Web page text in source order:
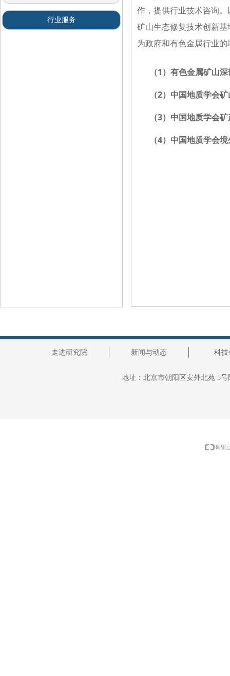
行业服务
作，提供行业技术咨询
矿山生态修复技术创新
为政府和有色金属行业
（1）有色金属矿山深
（2） 中国地质学会
（3）中国地质学会矿
（4）中国地质学会境
地址： 北京市朝阳区安外北苑 5
走进研究院 新闻与动态 科技